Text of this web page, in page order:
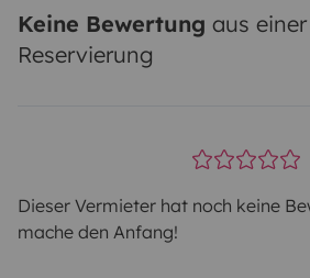
Keine Bewertung aus
Reservierung
Dieser Vermieter hat noch keine
mache den Anfang!